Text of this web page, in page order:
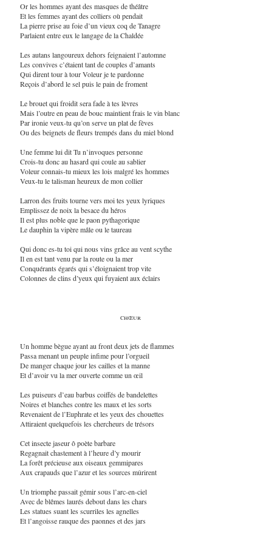
Or les hommes ayant des masques de théâtre
Et les femmes ayant des colliers où pendait
La pierre prise au foie d’un vieux coq de Tanagre
Parlaient entre eux le langage de la Chaldée
Les autans langoureux dehors feignaient l’automne
Les convives c’étaient tant de couples d’amants
Qui dirent tour à tour Voleur je te pardonne
Reçois d’abord le sel puis le pain de froment
Le brouet qui froidit sera fade à tes lèvres
Mais l’outre en peau de bouc maintient frais le vin blanc
Par ironie veux-tu qu’on serve un plat de fèves
Ou des beignets de fleurs trempés dans du miel blond
Une femme lui dit Tu n’invoques personne
Crois-tu donc au hasard qui coule au sablier
Voleur connais-tu mieux les lois malgré les hommes
Veux-tu le talisman heureux de mon collier
Larron des fruits tourne vers moi tes yeux lyriques
Emplissez de noix la besace du héros
Il est plus noble que le paon pythagorique
Le dauphin la vipère mâle ou le taureau
Qui donc es-tu toi qui nous vins grâce au vent scythe
Il en est tant venu par la route ou la mer
Conquérants égarés qui s’éloignaient trop vite
Colonnes de clins d’yeux qui fuyaient aux éclairs
chœur
Un homme bègue ayant au front deux jets de flammes
Passa menant un peuple infime pour l’orgueil
De manger chaque jour les cailles et la manne
Et d’avoir vu la mer ouverte comme un œil
Les puiseurs d’eau barbus coiffés de bandelettes
Noires et blanches contre les maux et les sorts
Revenaient de l’Euphrate et les yeux des chouettes
Attiraient quelquefois les chercheurs de trésors
Cet insecte jaseur ô poète barbare
Regagnait chastement à l’heure d’y mourir
La forêt précieuse aux oiseaux gemmipares
Aux crapauds que l’azur et les sources mûrirent
Un triomphe passait gémir sous l’arc-en-ciel
Avec de blêmes laurés debout dans les chars
Les statues suant les scurriles les agnelles
Et l’angoisse rauque des paonnes et des jars